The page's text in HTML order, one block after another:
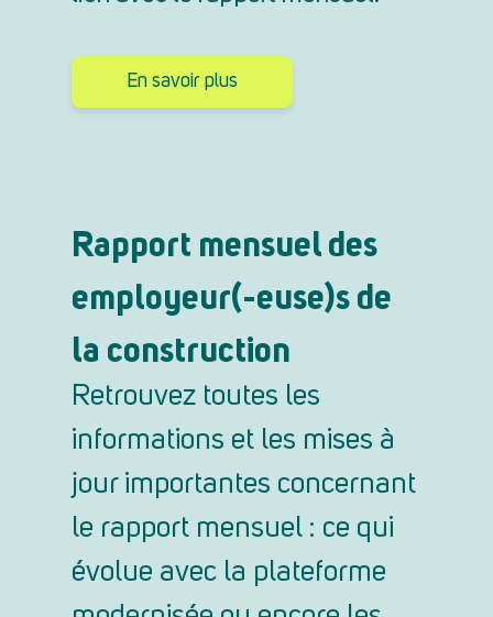
En savoir plus
Rapport mensuel des
employeur(-euse)s de
la construction
Retrouvez toutes les
informations et les mises à
jour importantes concernant
le rapport mensuel : ce qui
évolue avec la plateforme